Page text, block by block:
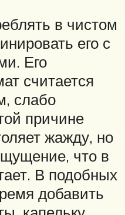
в чистом
его с
Его
считается
слабо
причине
жажду, но
что в
В подобных
добавить